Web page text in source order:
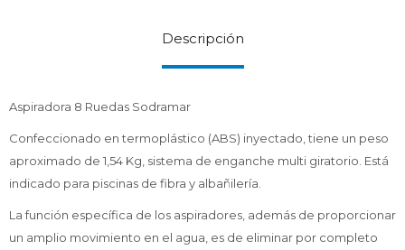
Descripción
Aspiradora 8 Ruedas Sodramar
Confeccionado en termoplástico (ABS) inyectado, tiene un peso
aproximado de 1,54 Kg, sistema de enganche multi giratorio. Está
indicado para piscinas de fibra y albañilería.
La función específica de los aspiradores, además de proporcionar
un amplio movimiento en el agua, es de eliminar por completo